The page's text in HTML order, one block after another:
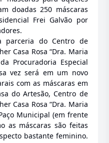
doadas 250 máscaras
Frei Galvão por
parceria do Centro de
Casa Rosa “Dra. Maria
Procuradoria Especial
vez será em um novo
com as máscaras em
do Artesão, Centro de
Casa Rosa “Dra. Maria
Municipal (em frente
as máscaras são feitas
bastante feminino.